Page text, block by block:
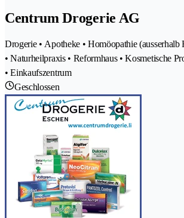
Centrum Drogerie AG
Drogerie • Apotheke • Homöopathie
• Naturheilpraxis • Reformhaus • Kosmetische
• Einkaufszentrum
Geschlossen